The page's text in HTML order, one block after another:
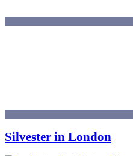
Silvester in London